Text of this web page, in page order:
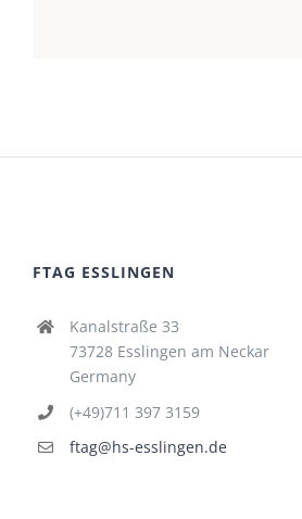
FTAG ESSLINGEN
Kanalstraße 33
73728 Esslingen am Neckar
Germany
(+49)711 397 3159
ftag@hs-esslingen.de